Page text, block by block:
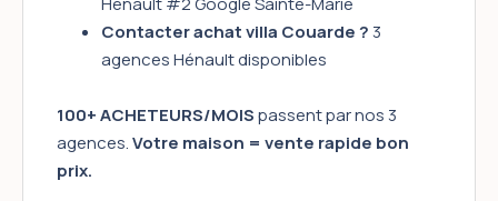
Contacter achat villa Couarde ? 3
agences Hénault disponibles
100+ ACHETEURS/MOISpassent par nos 3
agences.Votre maison = vente rapide bon
prix.